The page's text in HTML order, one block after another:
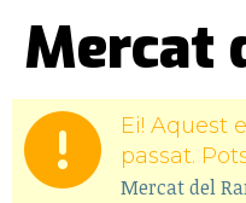
Mercat
Ei! Aquest
passat.
Mercat del